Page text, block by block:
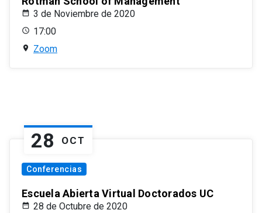
3 de Noviembre de 2020
17:00
Zoom
28 OCT
Conferencias
Escuela Abierta Virtual Doctorados UC
28 de Octubre de 2020